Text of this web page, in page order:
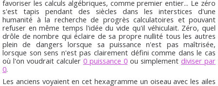
favoriser les calculs algébriques, comme premier entier... Le zéro
s'est tapis pendant des siècles dans les interstices d'une
humanité à la recherche de progrès calculatoires et pouvant
refuser en même temps l'idée du vide qu'il véhiculait. Zéro, quel
drôle de nombre qui éclaire de sa propre nullité tous les autres
plein de dangers lorsque sa puissance n'est pas maîtrisée,
lorsque son sens n'est pas clairement défini comme dans le cas
où l'on voudrait calculer 0 puissance 0 ou simplement diviser par
0.
Les anciens voyaient en cet hexagramme un oiseau avec les ailes